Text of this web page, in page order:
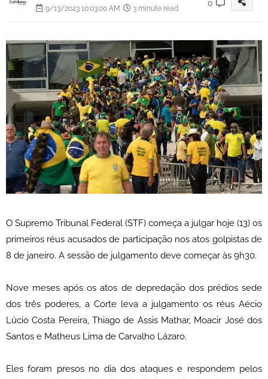
9/13/2023 10:03:00 AM
3 minute read
0
O Supremo Tribunal Federal (STF) começa a julgar hoje (13) os
primeiros réus acusados de participação nos atos golpistas de
8 de janeiro. A sessão de julgamento deve começar às 9h30.
Nove meses após os atos de depredação dos prédios sede
dos três poderes, a Corte leva a julgamento os réus Aécio
Lúcio Costa Pereira, Thiago de Assis Mathar, Moacir José dos
Santos e Matheus Lima de Carvalho Lázaro.
Eles foram presos no dia dos ataques e respondem pelos